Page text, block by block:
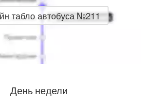
табло автобуса №211
День недели